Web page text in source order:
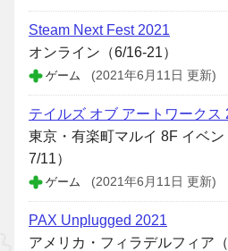
Steam Next Fest 2021
オンライン（6/16-21）
ゲーム (2021年6月11日 更新)
テイルズ オブ アートワークス
東京・有楽町マルイ 8F イベ
7/11）
ゲーム (2021年6月11日 更新)
PAX Unplugged 2021
アメリカ・フィラデルフィア（